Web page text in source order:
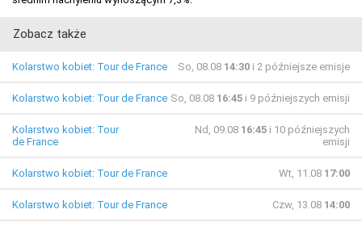
Zobacz także
Kolarstwo kobiet: Tour de France So, 08.08 14:30 i 2 późniejsze emisje
Kolarstwo kobiet: Tour de France So, 08.08 16:45 i 9 późniejszych emisji
Kolarstwo kobiet: Tour
de France
Nd, 09.08 16:45 i 10 późniejszych
emisji
Kolarstwo kobiet: Tour de France Wt, 11.08 17:00
Kolarstwo kobiet: Tour de France Czw, 13.08 14:00